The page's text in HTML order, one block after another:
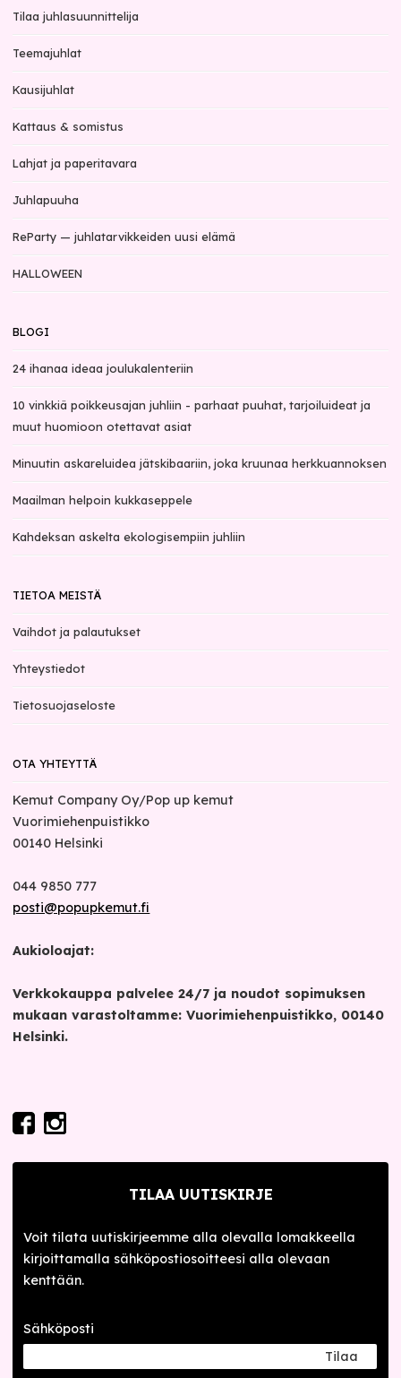
Tilaa juhlasuunnittelija
Teemajuhlat
Kausijuhlat
Kattaus & somistus
Lahjat ja paperitavara
Juhlapuuha
ReParty — juhlatarvikkeiden uusi elämä
HALLOWEEN
BLOGI
24 ihanaa ideaa joulukalenteriin
10 vinkkiä poikkeusajan juhliin - parhaat puuhat, tarjoiluideat ja
muut huomioon otettavat asiat
Minuutin askareluidea jätskibaariin, joka kruunaa herkkuannoksen
Maailman helpoin kukkaseppele
Kahdeksan askelta ekologisempiin juhliin
TIETOA MEISTÄ
Vaihdot ja palautukset
Yhteystiedot
Tietosuojaseloste
OTA YHTEYTTÄ
Kemut Company Oy/Pop up kemut
Vuorimiehenpuistikko
00140 Helsinki
044 9850 777
posti@popupkemut.fi
Aukioloajat:
Verkkokauppa palvelee 24/7 ja noudot sopimuksen
mukaan varastoltamme: Vuorimiehenpuistikko, 00140
Helsinki.
TILAA UUTISKIRJE
Voit tilata uutiskirjeemme alla olevalla lomakkeella
kirjoittamalla sähköpostiosoitteesi alla olevaan
kenttään.
Sähköposti
Tilaa